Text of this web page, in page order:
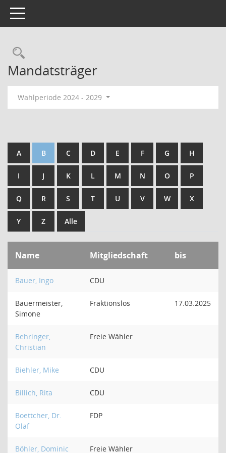
Toggle navigation
Mandatsträger
Wahlperiode 2024 - 2029
A B C D E F G H
I J K L M N O P
Q R S T U V W X
Y Z Alle
Name Mitgliedschaft bis
Bauer, Ingo CDU
Bauermeister,
Simone
Fraktionslos 17.03.2025
Behringer,
Christian
Freie Wähler
Biehler, Mike CDU
Billich, Rita CDU
Boettcher, Dr.
Olaf
FDP
Böhler, Dominic Freie Wähler